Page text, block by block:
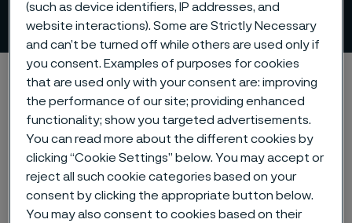
Products
to content
Alleimaスタートページ Products
only available in English)
(such as device identifiers, IP addresses, and
website interactions). Some are Strictly Necessary
and can’t be turned off while others are used only if
you consent. Examples of purposes for cookies
that are used only with your consent are: improving
the performance of our site; providing enhanced
functionality; show you targeted advertisements.
You can read more about the different cookies by
clicking “Cookie Settings” below. You may accept or
reject all such cookie categories based on your
consent by clicking the appropriate button below.
You may also consent to cookies based on their